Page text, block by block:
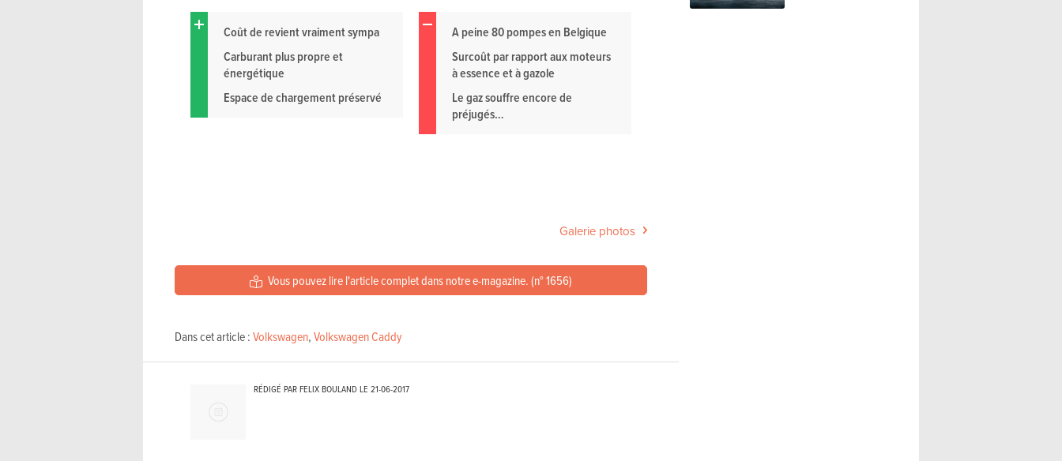
Coût de revient vraiment sympa
Carburant plus propre et
énergétique
Espace de chargement préservé
A peine 80 pompes en Belgique
Surcoût par rapport aux moteurs
à essence et à gazole
Le gaz souffre encore de
préjugés…
Galerie photos
Vous pouvez lire l'article complet dans notre e-magazine. (n° 1656)
Dans cet article :Volkswagen,Volkswagen Caddy
RÉDIGÉ PAR FELIX BOULAND LE 21-06-2017